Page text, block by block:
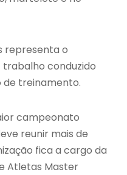
representa o
conduzido
treinamento.
campeonato
reunir mais de
fica a cargo da
Atletas Master